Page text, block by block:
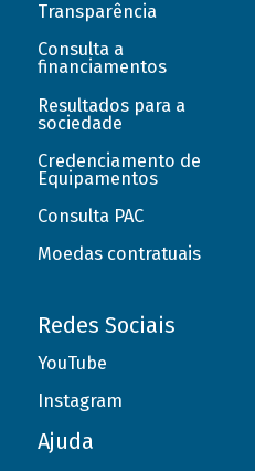
Transparência
Consulta a
financiamentos
Resultados para a
sociedade
Credenciamento de
Equipamentos
Consulta PAC
Moedas contratuais
Redes Sociais
YouTube
Instagram
Ajuda